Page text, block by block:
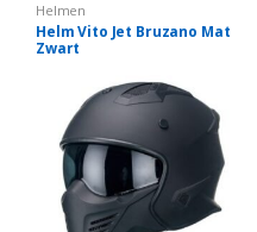
Helmen
Helm Vito Jet Bruzano Mat
Zwart